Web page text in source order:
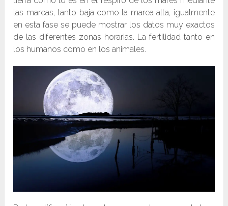
las mareas, tanto baja como la marea alta, igualmente
en esta fase se puede mostrar los datos muy exactos
de las diferentes zonas horarias. La fertilidad tanto en
los humanos como en los animales.